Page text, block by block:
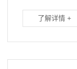
了解详情 +